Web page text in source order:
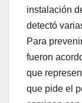
instalación
detectó
Para
fueron
que
que pide el